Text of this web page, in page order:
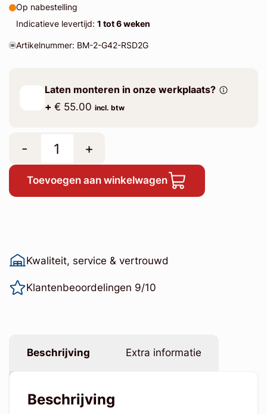
Op nabestelling
Indicatieve levertijd: 1 tot 6 weken
Artikelnummer: BM-2-G42-RSD2G
Laten monteren in onze werkplaats?
+ € 55.00 incl. btw
- +
Toevoegen aan winkelwagen
Kwaliteit, service & vertrouwd
Klantenbeoordelingen 9/10
Beschrijving Extra informatie
Beschrijving